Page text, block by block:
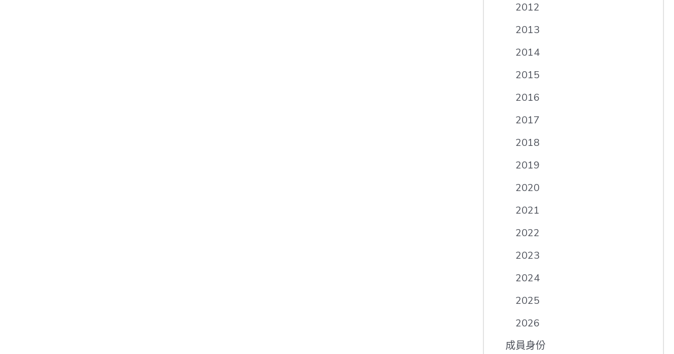
2012
2013
2014
2015
2016
2017
2018
2019
2020
2021
2022
2023
2024
2025
2026
成員身份